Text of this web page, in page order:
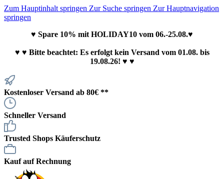
Zum Hauptinhalt springen Zur Suche springen Zur Hauptnavigation
springen
♥ Spare 10% mit HOLIDAY10 vom 06.-25.08.♥
♥ ♥ Bitte beachtet: Es erfolgt kein Versand vom 01.08. bis
19.08.26! ♥ ♥
Kostenloser Versand ab 80€ **
Schneller Versand
Trusted Shops Käuferschutz
Kauf auf Rechnung